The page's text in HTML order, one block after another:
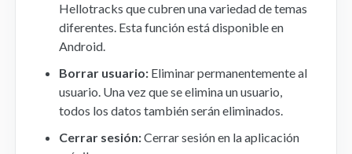
Hellotracks que cubren una variedad de temas
diferentes. Esta función está disponible en
Android.
Borrar usuario: Eliminar permanentemente al
usuario. Una vez que se elimina un usuario,
todos los datos también serán eliminados.
Cerrar sesión:Cerrar sesión en la aplicación